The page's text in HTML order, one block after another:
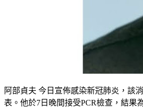
阿部貞夫 今日宣佈感染新冠肺炎，該
表。他於7日晚間接受PCR檢查，結果